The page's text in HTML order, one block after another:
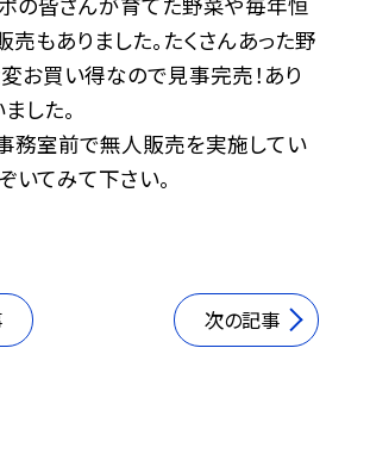
もありました。たくさんあった野
お買い得なので見事完売！あり
した。
務室前で無人販売を実施してい
いてみて下さい。
次の記事